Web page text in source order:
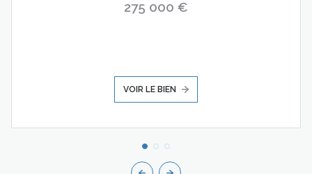
275 000 €
VOIR LE BIEN